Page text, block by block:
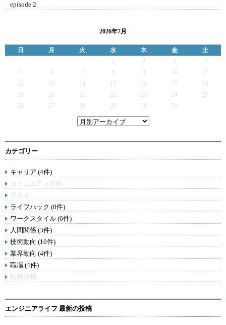
episode 2
2026年7月
日 月 火 水 木 金
土
2 3
4
5
6 7 9
12
13 14 15 16 17
19
20 21 22 23 24
25
26
27 28 29 30 31
カテゴリー
キャリア (4件)
コミュニティ活動
スキル
ライフハック (8件)
ワークスタイル (6件)
人間関係 (3件)
技術動向 (10件)
業界動向 (4件)
職場 (4件)
転職活動
エンジニアライフ 最新の投稿